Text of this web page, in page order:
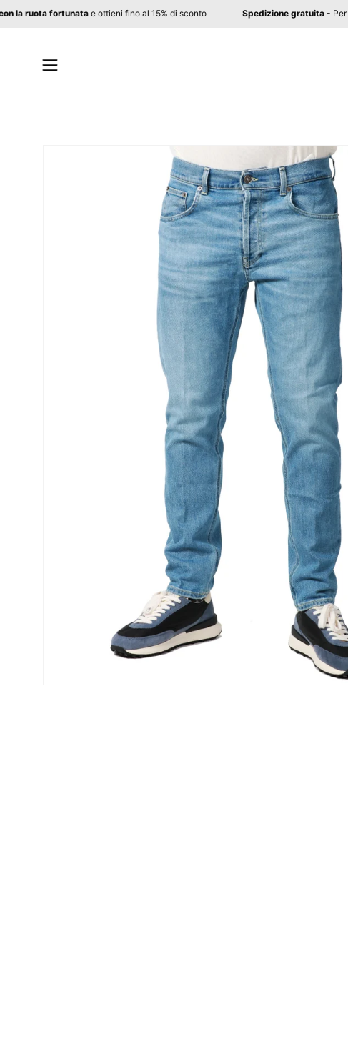
Saltacon la ruota fortunatae ottieni fino al 15% di sconto Spedizione gratuita
Apri